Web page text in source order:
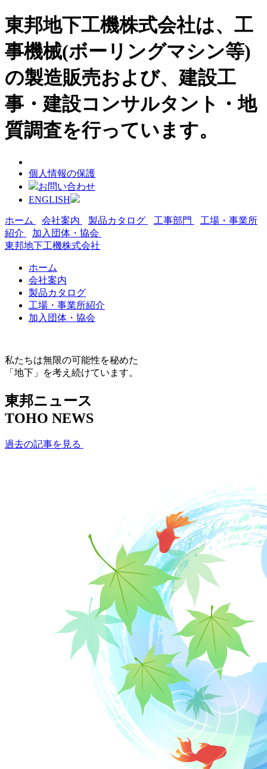
東邦地下工機株式会社は、工
事機械(ボーリングマシン等)
の製造販売および、建設工
事・建設コンサルタント・地
質調査を行っています。
個人情報の保護
お問い合わせ
ENGLISH
ホーム 会社案内 製品カタログ 工事部門
工場・事業所
紹介
加入団体・協会
東邦地下工機株式会社
ホーム
会社案内
製品カタログ
工場・事業所紹介
加入団体・協会
私たちは無限の可能性を秘めた
「地下」を考え続けています。
東邦ニュース
TOHO NEWS
過去の記事を見る